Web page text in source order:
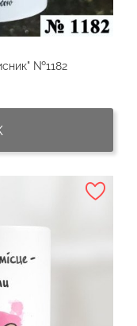
№1182